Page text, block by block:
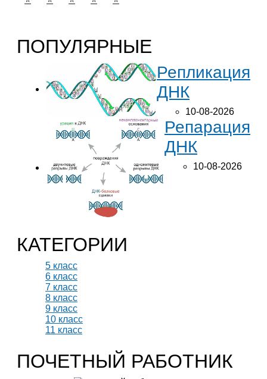
ПОПУЛЯРНЫЕ
Репликация
ДНК
10-08-2026
Репарация
ДНК
10-08-2026
КАТЕГОРИИ
5 класс
6 класс
7 класс
8 класс
9 класс
10 класс
11 класс
ПОЧЕТНЫЙ РАБОТНИК